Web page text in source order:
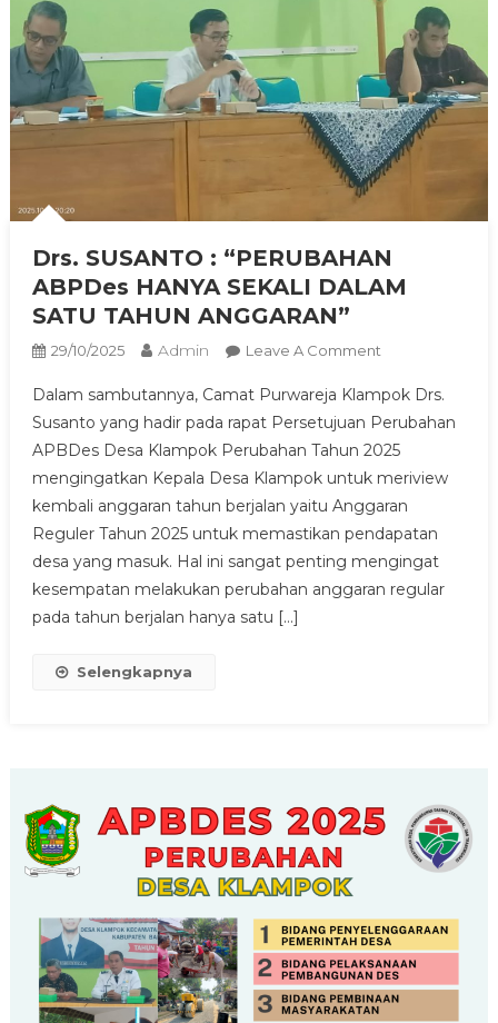
Drs. SUSANTO : “PERUBAHAN
ABPDes HANYA SEKALI DALAM
SATU TAHUN ANGGARAN”
29/10/2025 Admin Leave A CommentOn
SUSANTO
:
“PERUBAHAN
ABPDes
HANYA
SEKALI
DALAM
Dalam sambutannya, Camat Purwareja Klampok Drs.
Susanto yang hadir pada rapat Persetujuan Perubahan
APBDes Desa Klampok Perubahan Tahun 2025
mengingatkan Kepala Desa Klampok untuk meriview
kembali anggaran tahun berjalan yaitu Anggaran
Reguler Tahun 2025 untuk memastikan pendapatan
desa yang masuk. Hal ini sangat penting mengingat
kesempatan melakukan perubahan anggaran regular
pada tahun berjalan hanya satu […]
Selengkapnya